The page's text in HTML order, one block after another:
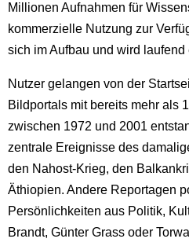
Millionen Aufnahmen für
kommerzielle Nutzung zur
sich im Aufbau und wird laufend
Nutzer gelangen von der
Bildportals mit bereits mehr als
zwischen 1972 und 2001
zentrale Ereignisse des
den Nahost-Krieg, den
Äthiopien. Andere Reportagen
Persönlichkeiten aus Politik,
Brandt, Günter Grass oder